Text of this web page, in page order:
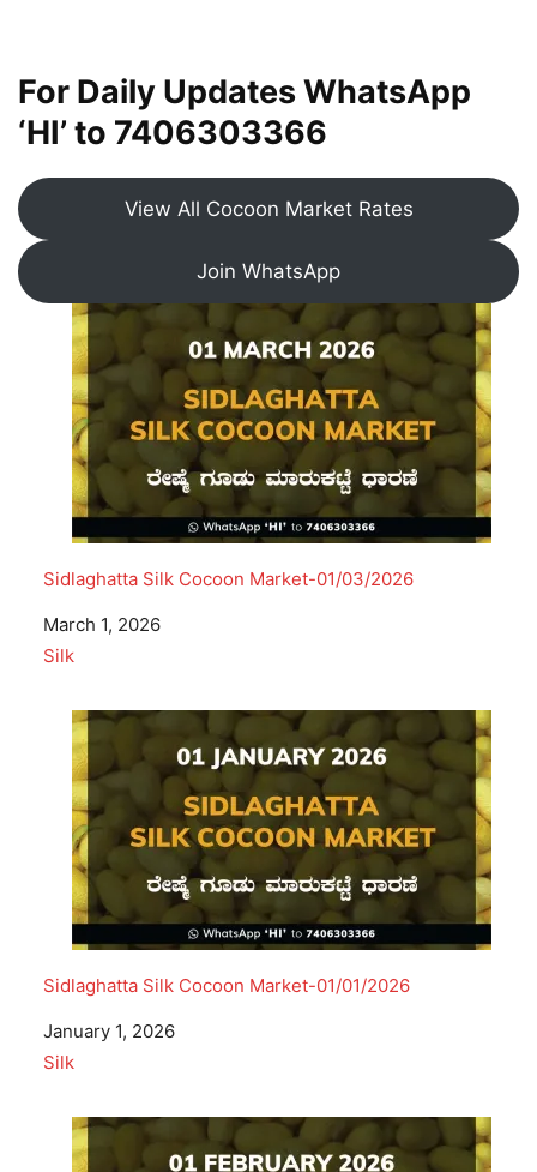
For Daily Updates WhatsApp
‘HI’ to 7406303366
View All Cocoon Market Rates
Join WhatsApp
Sidlaghatta Silk Cocoon Market-01/03/2026
Date
March 1, 2026
In relation to
Silk
Sidlaghatta Silk Cocoon Market-01/01/2026
Date
January 1, 2026
In relation to
Silk